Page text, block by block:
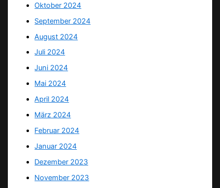
Oktober 2024
September 2024
August 2024
Juli 2024
Juni 2024
Mai 2024
April 2024
März 2024
Februar 2024
Januar 2024
Dezember 2023
November 2023